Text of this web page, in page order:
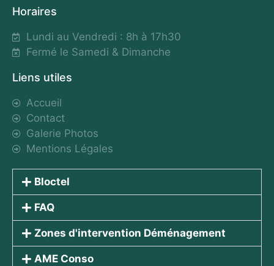
Horaires
Lundi au Vendredi : 8h à 17h30
Fermé le Samedi & Dimanche
Liens utiles
Accueil
Contact
Galerie Photos
Mentions Légales
Bloctel
FAQ
Zones d'intervention Déménagement
AME Conso